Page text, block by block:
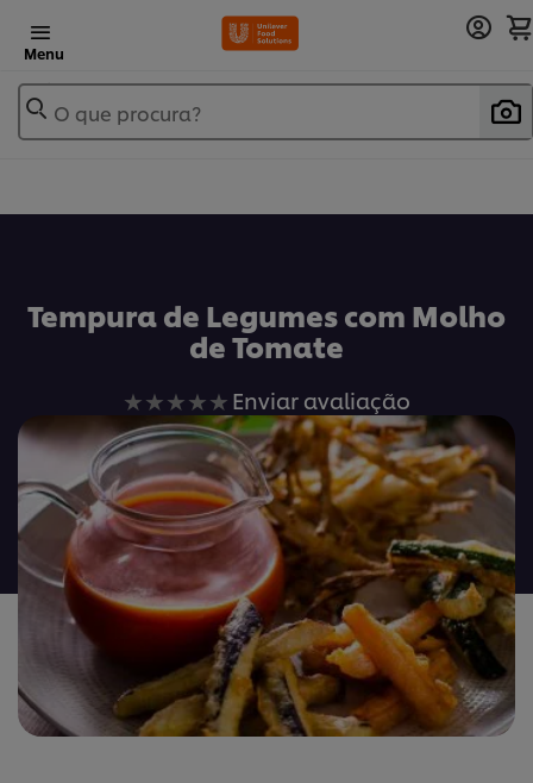
Menu
O que procura?
Tempura de Legumes com Molho
de Tomate
Nenhuma
avaliação
enviada
para
este
recipe
Enviar avaliação